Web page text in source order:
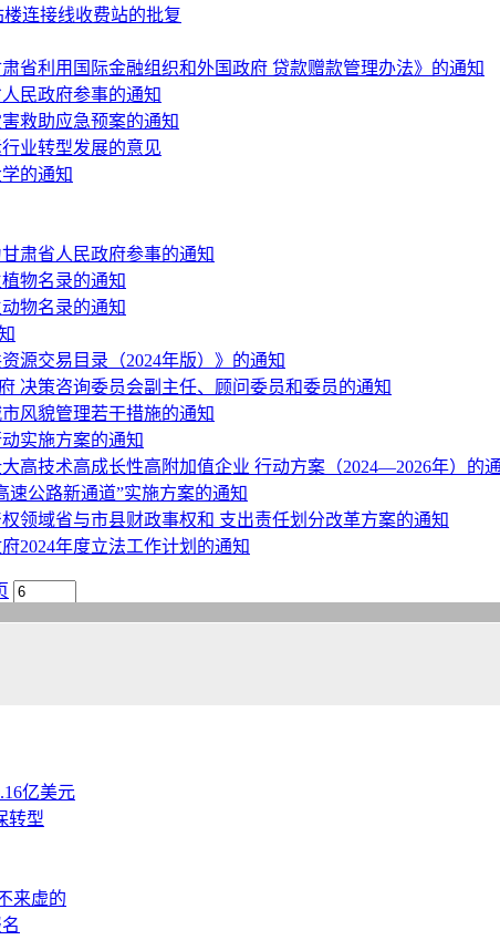
连接线收费站的批复
省利用国际金融组织和外国政府 贷款赠款管理办法》的通知
民政府参事的通知
救助应急预案的通知
业转型发展的意见
的通知
肃省人民政府参事的通知
物名录的通知
物名录的通知
源交易目录（2024年版）》的通知
决策咨询委员会副主任、顾问委员和委员的通知
风貌管理若干措施的通知
实施方案的通知
高技术高成长性高附加值企业 行动方案（2024—2026年）的
公路新通道”实施方案的通知
领域省与市县财政事权和 支出责任划分改革方案的通知
2024年度立法工作计划的通知
亿美元
转型
来虚的